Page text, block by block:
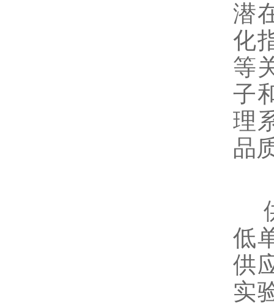
潜
化
等
子
理
品
低
供
实